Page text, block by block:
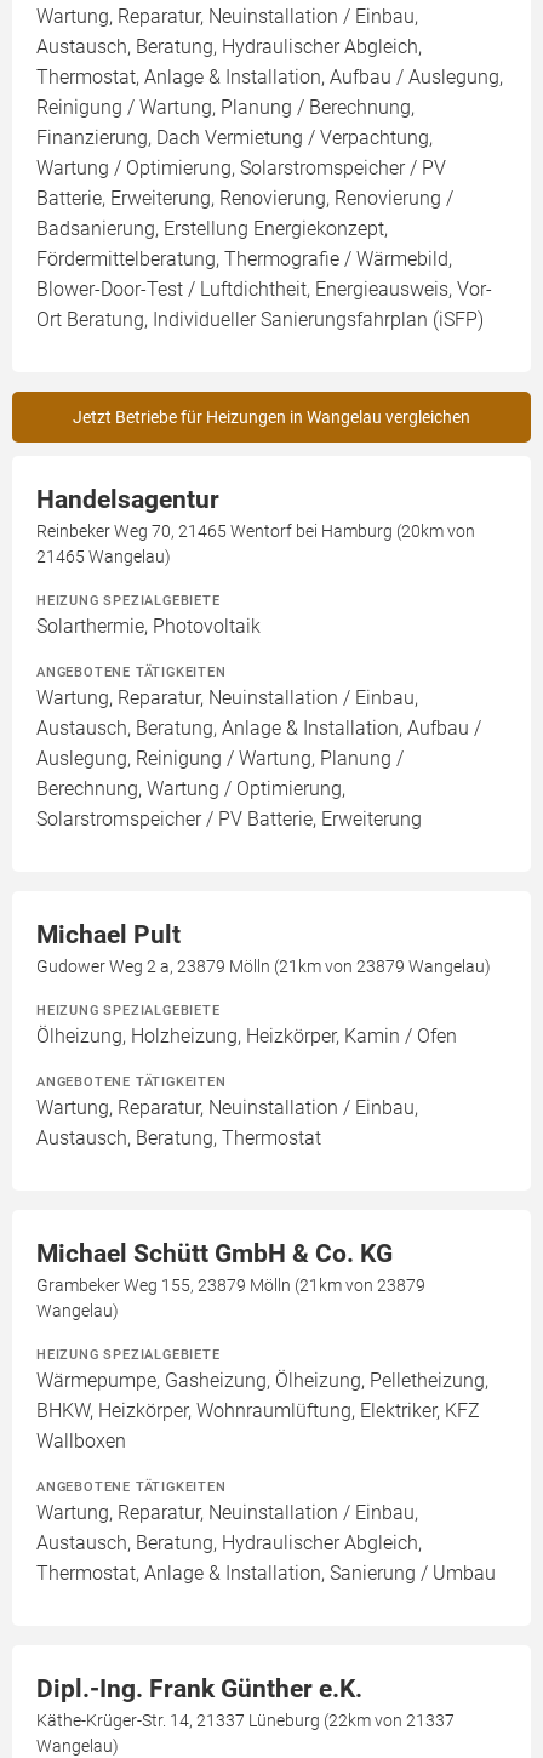
Wartung, Reparatur, Neuinstallation / Einbau,
Austausch, Beratung, Hydraulischer Abgleich,
Thermostat, Anlage & Installation, Aufbau / Auslegung,
Reinigung / Wartung, Planung / Berechnung,
Finanzierung, Dach Vermietung / Verpachtung,
Wartung / Optimierung, Solarstromspeicher / PV
Batterie, Erweiterung, Renovierung, Renovierung /
Badsanierung, Erstellung Energiekonzept,
Fördermittelberatung, Thermografie / Wärmebild,
Blower-Door-Test / Luftdichtheit, Energieausweis, Vor-
Ort Beratung, Individueller Sanierungsfahrplan (iSFP)
Jetzt Betriebe für Heizungen in Wangelau vergleichen
Handelsagentur
Reinbeker Weg 70, 21465 Wentorf bei Hamburg (20km von
21465 Wangelau)
HEIZUNG SPEZIALGEBIETE
Solarthermie, Photovoltaik
ANGEBOTENE TÄTIGKEITEN
Wartung, Reparatur, Neuinstallation / Einbau,
Austausch, Beratung, Anlage & Installation, Aufbau /
Auslegung, Reinigung / Wartung, Planung /
Berechnung, Wartung / Optimierung,
Solarstromspeicher / PV Batterie, Erweiterung
Michael Pult
Gudower Weg 2 a, 23879 Mölln (21km von 23879 Wangelau)
HEIZUNG SPEZIALGEBIETE
Ölheizung, Holzheizung, Heizkörper, Kamin / Ofen
ANGEBOTENE TÄTIGKEITEN
Wartung, Reparatur, Neuinstallation / Einbau,
Austausch, Beratung, Thermostat
Michael Schütt GmbH & Co. KG
Grambeker Weg 155, 23879 Mölln (21km von 23879
Wangelau)
HEIZUNG SPEZIALGEBIETE
Wärmepumpe, Gasheizung, Ölheizung, Pelletheizung,
BHKW, Heizkörper, Wohnraumlüftung, Elektriker, KFZ
Wallboxen
ANGEBOTENE TÄTIGKEITEN
Wartung, Reparatur, Neuinstallation / Einbau,
Austausch, Beratung, Hydraulischer Abgleich,
Thermostat, Anlage & Installation, Sanierung / Umbau
Dipl.-Ing. Frank Günther e.K.
Käthe-Krüger-Str. 14, 21337 Lüneburg (22km von 21337
Wangelau)